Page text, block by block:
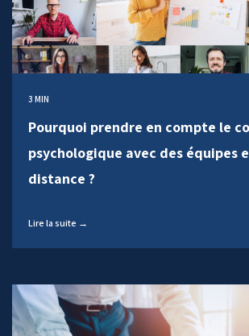
3 MIN
Pourquoi prendre en compte le
psychologique avec des équipes
distance ?
Lire la suite →